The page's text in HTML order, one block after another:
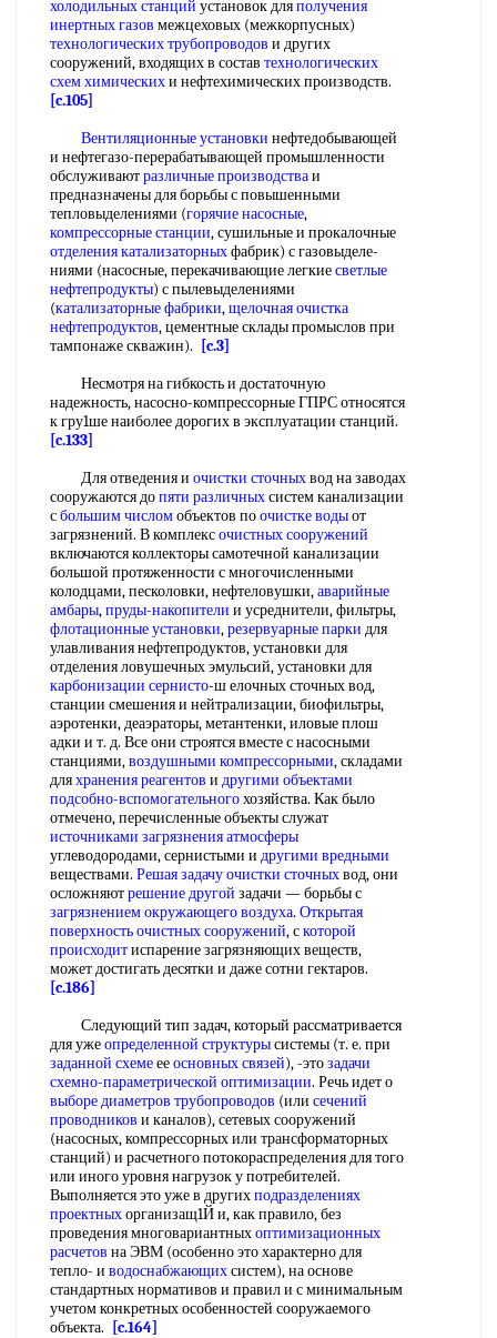
холодильных станций установок дляполучения
инертных газов межцеховых (межкорпусных)
технологических трубопроводов и других
сооружений, входящих в состав технологических
схем химическихи нефтехимических производств.
[c.105]
Вентиляционные установки нефтедобывающей
и нефтегазо-перерабатывающей промышленности
обслуживаютразличные производстваи
предназначены для борьбы с повышенными
тепловыделениями (горячие насосные,
компрессорные станции, сушильные и прокалочные
отделения катализаторныхфабрик) с газовыделе-
ниями (насосные, перекачивающие легкиесветлые
нефтепродукты) с пылевыделениями
(катализаторные фабрики,щелочная очистка
нефтепродуктов, цементные склады промыслов при
тампонаже скважин).
[c.3]
Несмотря на гибкость и достаточную
надежность, насосно-компрессорные ГПРС относятся
к гру1ше наиболее дорогих в эксплуатации станций.
[c.133]
Для отведения и очистки сточныхвод на заводах
сооружаются допяти различныхсистем канализации
сбольшим числомобъектов поочистке водыот
загрязнений. В комплексочистных сооружений
включаются коллекторы самотечной канализации
большой протяженности с многочисленными
колодцами, песколовки, нефтеловушки,аварийные
амбары,пруды-накопители и усреднители, фильтры,
флотационные установки,резервуарные парки для
улавливания нефтепродуктов, установки для
отделения ловушечных эмульсий, установки для
карбонизации сернисто-ш елочных сточных вод,
станции смешения и нейтрализации, биофильтры,
аэротенки, деаэраторы, метантенки, иловые плош
адки и т. д. Все они строятся вместе с насосными
станциями,воздушными компрессорными, складами
дляхранения реагентов и другими объектами
подсобно-вспомогательногохозяйства. Как было
отмечено, перечисленные объекты служат
источниками загрязнения атмосферы
углеводородами, сернистыми и другими вредными
веществами. Решая задачуочистки сточныхвод, они
осложняютрешение другой задачи — борьбы с
загрязнением окружающего воздуха. Открытая
поверхностьочистных сооружений, скоторой
происходитиспарение загрязняющих веществ,
может достигать десятки и даже сотни гектаров.
[c.186]
Следующий тип задач, который рассматривается
для ужеопределенной структурысистемы (т. е. при
заданной схемеееосновных связей), -этозадачи
схемно-параметрической оптимизации. Речь идет о
выборе диаметров трубопроводов (или сечений
проводников и каналов), сетевых сооружений
(насосных, компрессорных или трансформаторных
станций) и расчетного потокораспределения для того
или иного уровня нагрузок у потребителей.
Выполняется это уже в другихподразделениях
проектныхорганизащ1Й и, как правило, без
проведения многовариантныхоптимизационных
расчетов на ЭВМ (особенно это характерно для
тепло- и водоснабжающихсистем), на основе
стандартных нормативов и правил и с минимальным
учетом конкретных особенностей сооружаемого
объекта.
[c.164]